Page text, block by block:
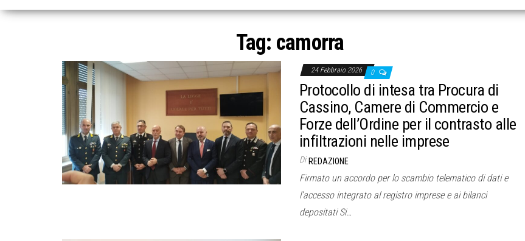
Tag: camorra
24 Febbraio 2026 0
Protocollo di intesa tra Procura di
Cassino, Camere di Commercio e
Forze dell’Ordine per il contrasto alle
infiltrazioni nelle imprese
Di REDAZIONE
Firmato un accordo per lo scambio telematico di dati e
l’accesso integrato al registro imprese e ai bilanci
depositati Si…